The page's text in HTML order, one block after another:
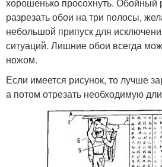
разрезать обои на три полосы,
небольшой припуск для
ситуаций. Лишние обои всегда
ножом.
Если имеется рисунок, то лучше
а потом отрезать необходимую